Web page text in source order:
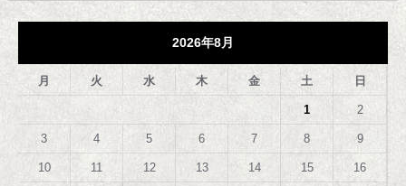
2026年8月
月 火 水 木 金 土 日
1 2
3 4 5 6 7 8 9
10 11 12 13 14 15 16